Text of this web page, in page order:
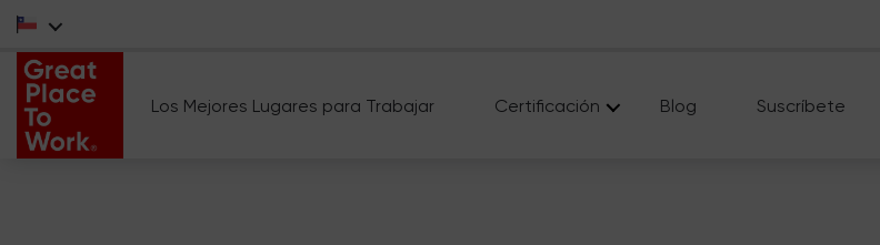
Los Mejores Lugares para Trabajar Certificación Blog Suscríbete